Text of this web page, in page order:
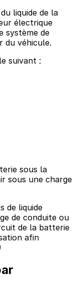
liquide de la
électrique
système de
du véhicule.
suivant :
sous la
sous une charge
de liquide
de conduite ou
de la batterie
afin